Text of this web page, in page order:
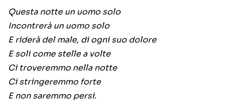
Questa notte un uomo solo
Incontrerà un uomo solo
E riderà del male, di ogni suo dolore
E soli come stelle a volte
Ci troveremmo nella notte
Ci stringeremmo forte
E non saremmo persi.